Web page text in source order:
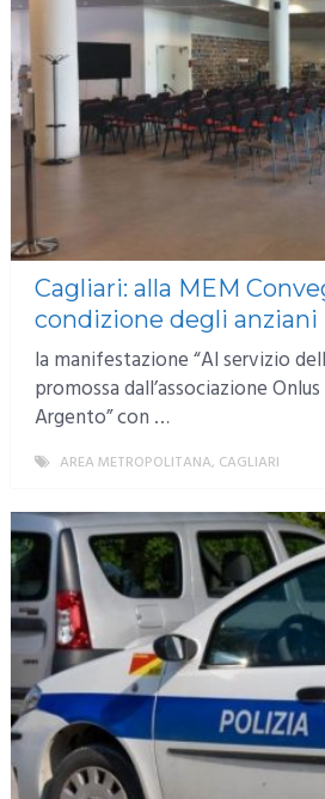
Cagliari: alla MEM
condizione degli anziani
la manifestazione “Al servizio
promossa dall’associazione
Argento” con …
AREA METROPOLITANA, CAGLIARI